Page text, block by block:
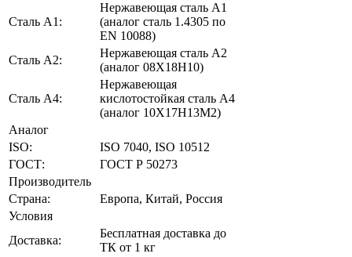
Сталь А1:
Нержавеющая сталь А1
(аналог сталь 1.4305 по
EN 10088)
Сталь А2:
Нержавеющая сталь А2
(аналог 08Х18Н10)
Сталь A4:
Нержавеющая
кислотостойкая сталь A4
(аналог 10Х17Н13М2)
Аналог
ISO:
ISO 7040, ISO 10512
ГОСТ:
ГОСТ Р 50273
Производитель
Страна:
Европа, Китай, Россия
Условия
Доставка:
Бесплатная доставка до
ТК от 1 кг